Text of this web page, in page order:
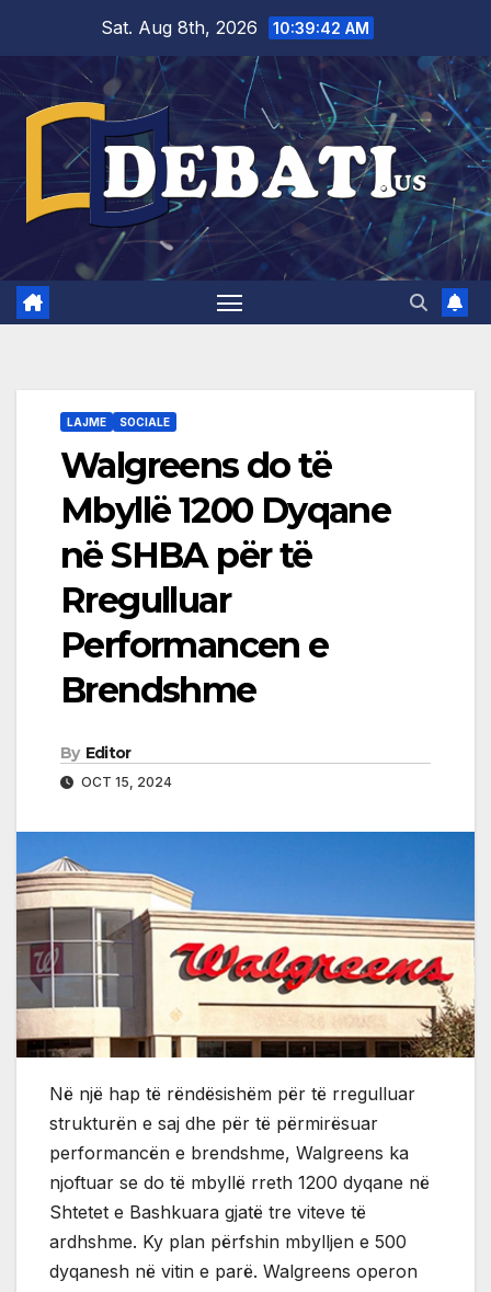
content
Sat. Aug 8th, 2026 10:39:42 AM
LAJME SOCIALE
Walgreens do të
Mbyllë 1200 Dyqane
në SHBA për të
Rregulluar
Performancen e
Brendshme
By Editor
OCT 15, 2024
Në një hap të rëndësishëm për të rregulluar
strukturën e saj dhe për të përmirësuar
performancën e brendshme, Walgreens ka
njoftuar se do të mbyllë rreth 1200 dyqane në
Shtetet e Bashkuara gjatë tre viteve të
ardhshme. Ky plan përfshin mbylljen e 500
dyqanesh në vitin e parë. Walgreens operon